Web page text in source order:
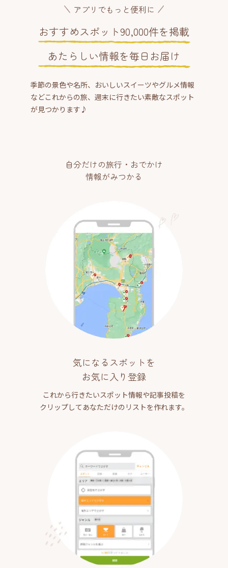
アプリでもっと便利に
おすすめスポット90,000件を掲載
あたらしい情報を毎日お届け
季節の景色や名所、おいしいスイーツやグルメ情報
などこれからの旅、週末に行きたい素敵なスポット
が見つかります♪
自分だけの旅行・おでかけ
情報がみつかる
気になるスポットを
お気に入り登録
これから行きたいスポット情報や記事投稿を
クリップしてあなただけのリストを作れます。